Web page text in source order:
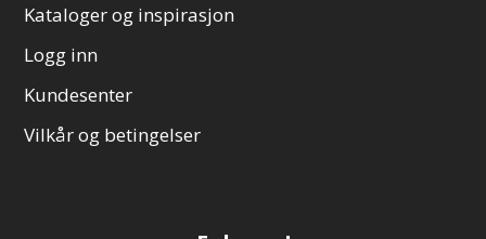
Kataloger og inspirasjon
Logg inn
Kundesenter
Vilkår og betingelser